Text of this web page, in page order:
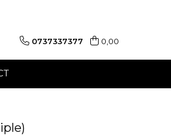
0737337377 0,00